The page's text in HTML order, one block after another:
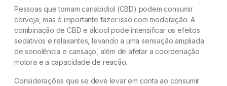
Pessoas que tomam canabidiol (CBD) podem consumir
cerveja, mas é importante fazer isso com moderação. A
combinação de CBD e álcool pode intensificar os efeitos
sedativos e relaxantes, levando a uma sensação ampliada
de sonolência e cansaço, além de afetar a coordenação
motora e a capacidade de reação.
Considerações que se deve levar em conta ao consumir